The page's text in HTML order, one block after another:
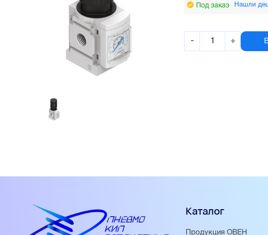
Под заказ Нашли
- +
Каталог
Продукция ОВЕН